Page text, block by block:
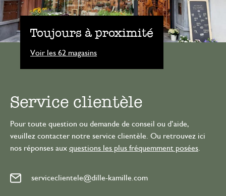
Toujours à proximité
Voir les 62 magasins
Service clientèle
Pour toute question ou demande de conseil ou d’aide,
veuillez contacter notre service clientèle. Ou retrouvez ici
nos réponses aux questions les plus fréquemment posées
serviceclientele@dille-kamille.com